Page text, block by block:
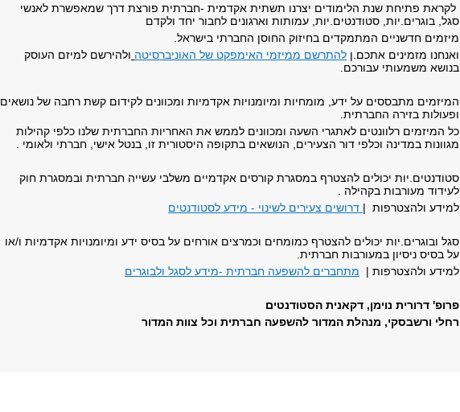
לקראת פתיחת שנת הלימודים יצרנו תשתית אקדמית -חברתית פורצת דרך שמאפשרת לאנשי
סגל, בוגרים.יות, סטודנטים.יות, עמותות וארגונים לחבור יחד ולקדם
מיזמים חדשניים המתמקדים בחיזוק החוסן החברתי בישראל.
ואנחנו מזמינים אתכם.ן להתרשם ממיזמי האימפקט של האוניברסיטה ולהירשם למיזם העוסק
בנושא משמעותי עבורכם.
המיזמים מתבססים על ידע, מומחיות ומיומנויות אקדמיות ומכוונים לקידום קשת רחבה של נושאים
ופעולות בזירה החברתית.
כל המיזמים רלוונטים לאתגרי השעה ומכוונים לממש את האחריות החברתית שלנו כלפי קהילות
מגוונות במדינה וכלפי דור הצעירים, הנושאים בתקופה היסטורית זו, בנטל אישי, חברתי ולאומי .
סטודנטים.יות יכולים להצטרף במסגרת קורסים אקדמיים משלבי עשייה חברתית ובמסגרת חוק
לעידוד מעורבות בקהילה .
למידע ולהצטרפות | דרושים צעירים לשינוי - מידע לסטודנטים
סגל ובוגרים.יות יכולים להצטרף כמומחים וכמרצים אורחים על בסיס ידע ומיומנויות אקדמיות ו/או
על בסיס ניסיון במעורבות חברתית.
למידע ולהצטרפות | מתחברים להשפעה חברתית -מידע לסגל ולבוגרים
פרופ' דרורית נוימן, דקאנית הסטודנטים
רחלי ורשבסקי, מנהלת המדור להשפעה חברתית וכל צוות המדור